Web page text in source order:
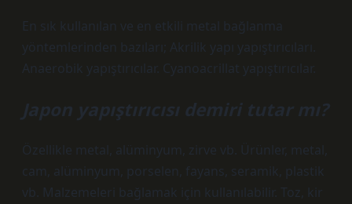
En sık kullanılan ve en etkili metal bağlanma
yöntemlerinden bazıları; Akrilik yapı yapıştırıcıları.
Anaerobik yapıştırıcılar. Cyanoacrillat yapıştırıcılar.
Japon yapıştırıcısı demiri tutar mı?
Özellikle metal, alüminyum, zirve vb. Ürünler, metal,
cam, alüminyum, porselen, fayans, seramik, plastik
vb. Malzemeleri bağlamak için kullanılabilir. Toz, kir